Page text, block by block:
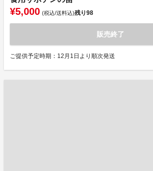
¥5,000 (税込/送料込)残り98
販売終了
ご提供予定時期：12月1日より順次発送